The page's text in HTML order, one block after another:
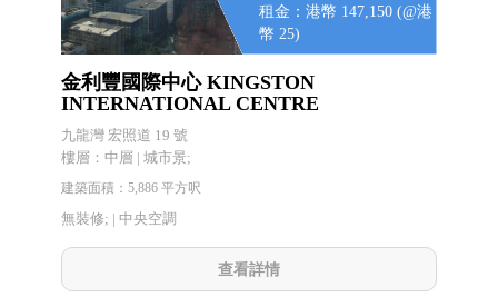
租金：港幣 147,150 (@港
幣 25)
金利豐國際中心 KINGSTON
INTERNATIONAL CENTRE
九龍灣 宏照道 19 號
樓層：中層 | 城市景;
建築面積：5,886 平方呎
無裝修; | 中央空調
查看詳情